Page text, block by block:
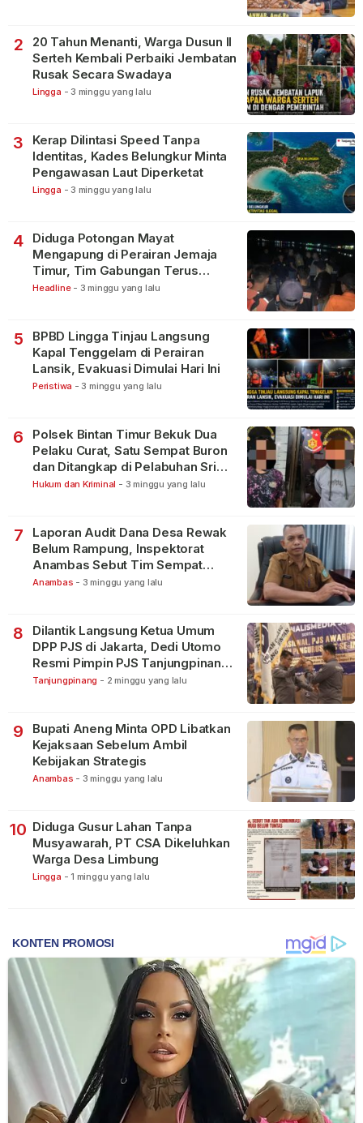
2
20 Tahun Menanti, Warga Dusun II
Serteh Kembali Perbaiki Jembatan
Rusak Secara Swadaya
Lingga - 3 minggu yang lalu
3
Kerap Dilintasi Speed Tanpa
Identitas, Kades Belungkur Minta
Pengawasan Laut Diperketat
Lingga - 3 minggu yang lalu
4
Diduga Potongan Mayat
Mengapung di Perairan Jemaja
Timur, Tim Gabungan Terus
Lakukan Pencarian
Headline - 3 minggu yang lalu
5
BPBD Lingga Tinjau Langsung
Kapal Tenggelam di Perairan
Lansik, Evakuasi Dimulai Hari Ini
Peristiwa - 3 minggu yang lalu
6
Polsek Bintan Timur Bekuk Dua
Pelaku Curat, Satu Sempat Buron
dan Ditangkap di Pelabuhan Sri
Bintan Pura
Hukum dan Kriminal - 3 minggu yang lalu
7
Laporan Audit Dana Desa Rewak
Belum Rampung, Inspektorat
Anambas Sebut Tim Sempat
Terbagi Tangani Kasus Lain
Anambas - 3 minggu yang lalu
8
Dilantik Langsung Ketua Umum
DPP PJS di Jakarta, Dedi Utomo
Resmi Pimpin PJS Tanjungpinang-
Bintan
Tanjungpinang - 2 minggu yang lalu
9
Bupati Aneng Minta OPD Libatkan
Kejaksaan Sebelum Ambil
Kebijakan Strategis
Anambas - 3 minggu yang lalu
10 Diduga Gusur Lahan Tanpa
Musyawarah, PT CSA Dikeluhkan
Warga Desa Limbung
Lingga - 1 minggu yang lalu